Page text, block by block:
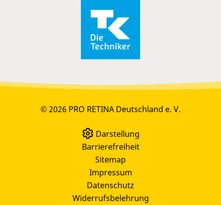
© 2026 PRO RETINA Deutschland e. V.
Darstellung
Barrierefreiheit
Sitemap
Impressum
Datenschutz
Widerrufsbelehrung